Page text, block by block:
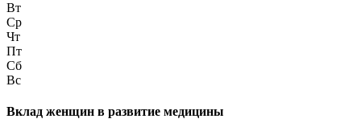
Вт
Ср
Чт
Пт
Сб
Вс
Вклад женщин в развитие медицины